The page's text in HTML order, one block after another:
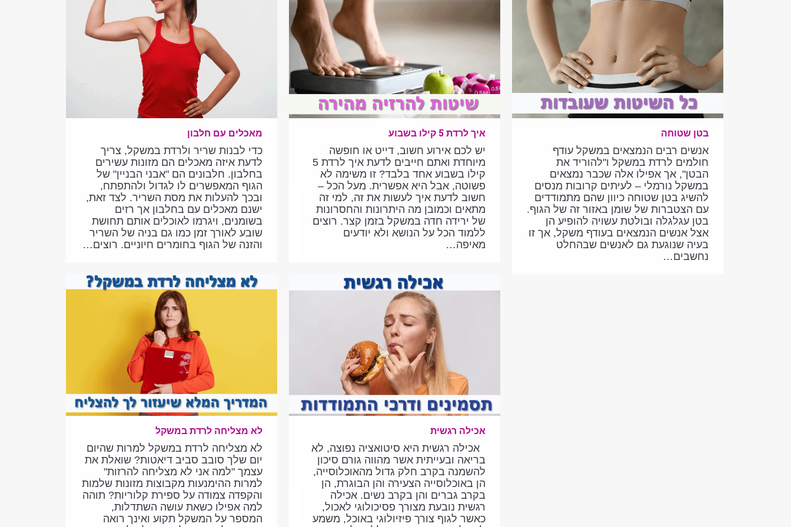
מאכלים עם חלבון
כדי לבנות שריר ולרדת במשקל, צריך
לדעת איזה מאכלים הם מזונות עשירים
בחלבון. חלבונים הם "אבני הבניין" של
הגוף המאפשרים לו לגדול ולהתפתח,
ובכך להעלות את מסת השריר. לצד זאת,
ישנם מאכלים עם בחלבון אך רזים
בשומנים, ויגרמו לאוכלים אותם תחושת
שובע לאורך זמן כמו גם בניה של השריר
והזנה של הגוף בחומרים חיוניים. רוצים…
איך לרדת 5 קילו בשבוע
יש לכם אירוע חשוב, דייט או חופשה
מיוחדת ואתם חייבים לדעת איך לרדת 5
קילו בשבוע אחד בלבד? זו משימה לא
פשוטה, אבל היא אפשרית. מעל הכל –
חשוב לדעת איך לעשות את זה, למי זה
מתאים וכמובן מה היתרונות והחסרונות
של ירידה חדה במשקל בזמן קצר. רוצים
ללמוד הכל על הנושא ולא יודעים
מאיפה…
בטן שטוחה
אנשים רבים הנמצאים במשקל עודף
חולמים לרדת במשקל ו"להוריד את
הבטן", אך אפילו אלה שכבר נמצאים
במשקל נורמלי – לעיתים קרובות מנסים
להשיג בטן שטוחה כיוון שהם מתמודדים
עם הצטברות של שומן באזור זה של הגוף.
בטן עגלגלה ובולטת עשויה להופיע הן
אצל אנשים הנמצאים בעודף משקל, אך זו
בעיה שנוגעת גם לאנשים שבהחלט
נחשבים…
לא מצליחה לרדת במשקל
לא מצליחה לרדת במשקל למרות שהיום
יום שלך סובב סביב דיאטות? שואלת את
עצמך "למה אני לא מצליחה להרזות"
למרות ההימנעות מקבוצות מזונות שלמות
והקפדה צמודה על ספירת קלוריות? תוהה
למה אפילו כשאת עושה השתדלות,
המספר על המשקל תקוע ואינך רואה
אכילה רגשית
אכילה רגשית היא סיטואציה נפוצה, לא
בריאה ובעייתית אשר מהווה גורם סיכון
להשמנה בקרב חלק גדול מהאוכלוסייה,
הן באוכלוסייה הצעירה והן הבוגרת, הן
בקרב גברים והן בקרב נשים. אכילה
רגשית נובעת מצורך פסיכולוגי לאכול,
כאשר לגוף צורך פיזיולוגי באוכל, משמע